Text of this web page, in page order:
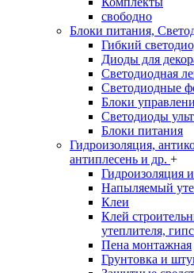
свободно
Блоки питания,
Гибкий
Диоды для
Светодиодная
Светодиодные
Блоки
Светодиоды
Блоки питания
Гидроизоляция,
антиплесень и др. +
Гидроизоляция
Напыляемый
Клеи
Клей
утеплителя,
Пена монтажная
Грунтовка и